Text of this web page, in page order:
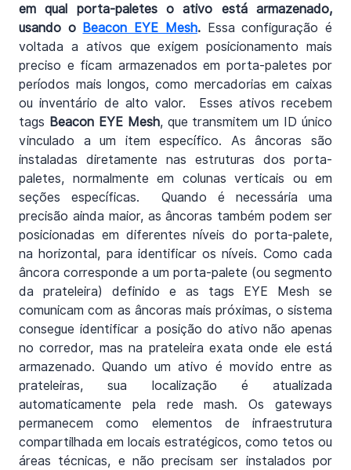
em qual porta-paletes o ativo está armazenado,
usando o Beacon EYE Mesh. Essa configuração é
voltada a ativos que exigem posicionamento mais
preciso e ficam armazenados em porta-paletes por
períodos mais longos, como mercadorias em caixas
ou inventário de alto valor.  Esses ativos recebem
tags Beacon EYE Mesh, que transmitem um ID único
vinculado a um item específico. As âncoras são
instaladas diretamente nas estruturas dos porta-
paletes, normalmente em colunas verticais ou em
seções específicas.  Quando é necessária uma
precisão ainda maior, as âncoras também podem ser
posicionadas em diferentes níveis do porta-palete,
na horizontal, para identificar os níveis. Como cada
âncora corresponde a um porta-palete (ou segmento
da prateleira) definido e as tags EYE Mesh se
comunicam com as âncoras mais próximas, o sistema
consegue identificar a posição do ativo não apenas
no corredor, mas na prateleira exata onde ele está
armazenado. Quando um ativo é movido entre as
prateleiras, sua localização é atualizada
automaticamente pela rede mash. Os gateways
permanecem como elementos de infraestrutura
compartilhada em locais estratégicos, como tetos ou
áreas técnicas, e não precisam ser instalados por